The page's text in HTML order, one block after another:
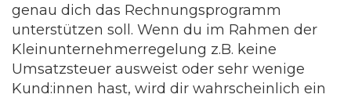
genau dich das Rechnungsprogramm
unterstützen soll. Wenn du im Rahmen der
Kleinunternehmerregelung z.B. keine
Umsatzsteuer ausweist oder sehr wenige
Kund:innen hast, wird dir wahrscheinlich ein